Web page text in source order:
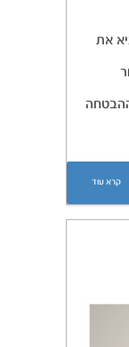
את
קרא עוד